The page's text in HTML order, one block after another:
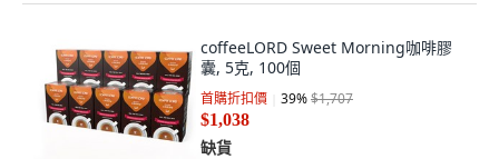
coffeeLORD Sweet Morning咖啡膠
囊, 5克, 100個
首購折扣價 39%$1,707
$1,038
缺貨